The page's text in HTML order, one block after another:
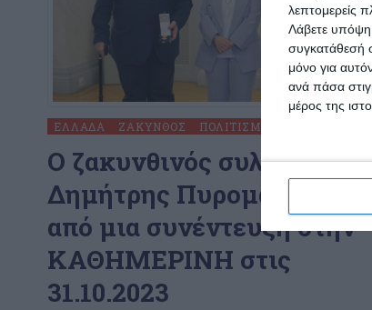
λεπτομερείς
Λάβετε υπόψη
συγκατάθεσή
μόνο για
ανά πάσα
μέρος της
ΕΛΛΆΔΑ ΖΆΚΥΝΘΟΣ ΠΟΛΙΤΙΣΜΌΣ
O ζακυνθινός συλλέκτης
Δημήτρης Πυρομάλλης
από μια συνέντευξη στην
ΚΑΘΗΜΕΡΙΝΗ στις
31.10.2023